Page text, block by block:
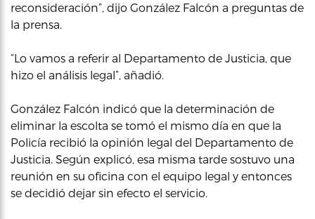
reconsideración”, dijo González Falcón a preguntas de
la prensa.
“Lo vamos a referir al Departamento de Justicia, que
hizo el análisis legal”, añadió.
González Falcón indicó que la determinación de
eliminar la escolta se tomó el mismo día en que la
Policía recibió la opinión legal del Departamento de
Justicia. Según explicó, esa misma tarde sostuvo una
reunión en su oficina con el equipo legal y entonces
se decidió dejar sin efecto el servicio.